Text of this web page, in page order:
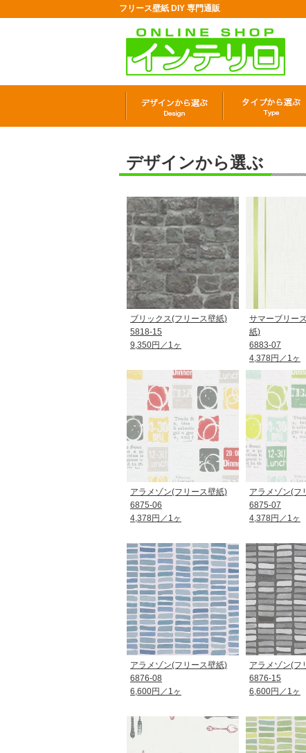
フリース壁紙 DIY 専門通販
デザインから選ぶ
ブリックス(フリース壁紙)
5818-15
9,350円／1ヶ
サマーブリー
紙)
6883-07
4,378円／1ヶ
アラメゾン(フリース壁紙)
6875-06
4,378円／1ヶ
アラメゾン(フ
6875-07
4,378円／1ヶ
アラメゾン(フリース壁紙)
6876-08
6,600円／1ヶ
アラメゾン(フ
6876-15
6,600円／1ヶ